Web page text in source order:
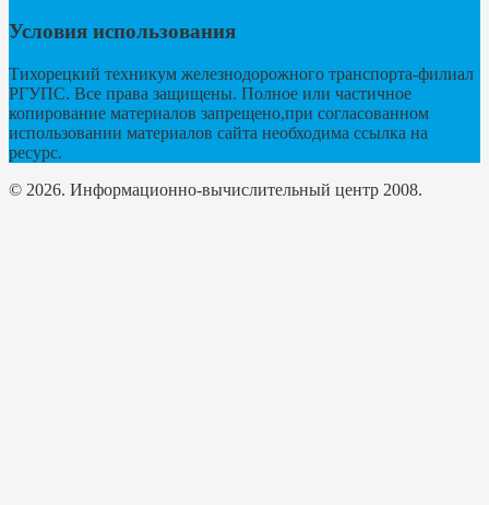
Условия использования
Тихорецкий техникум железнодорожного транспорта-филиал
РГУПС. Все права защищены. Полное или частичное
копирование материалов запрещено,при согласованном
использовании материалов сайта необходима ссылка на
ресурс.
© 2026. Информационно-вычислительный центр 2008.